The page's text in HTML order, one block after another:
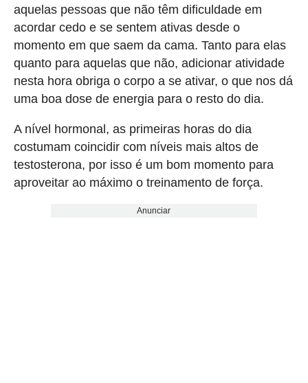
aquelas pessoas que não têm dificuldade em
acordar cedo e se sentem ativas desde o
momento em que saem da cama. Tanto para elas
quanto para aquelas que não, adicionar atividade
nesta hora obriga o corpo a se ativar, o que nos dá
uma boa dose de energia para o resto do dia.
A nível hormonal, as primeiras horas do dia
costumam coincidir com níveis mais altos de
testosterona, por isso é um bom momento para
aproveitar ao máximo o treinamento de força.
Anunciar